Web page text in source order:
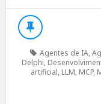
Agentes de IA,
Delphi,
artificial, LLM, MCP,